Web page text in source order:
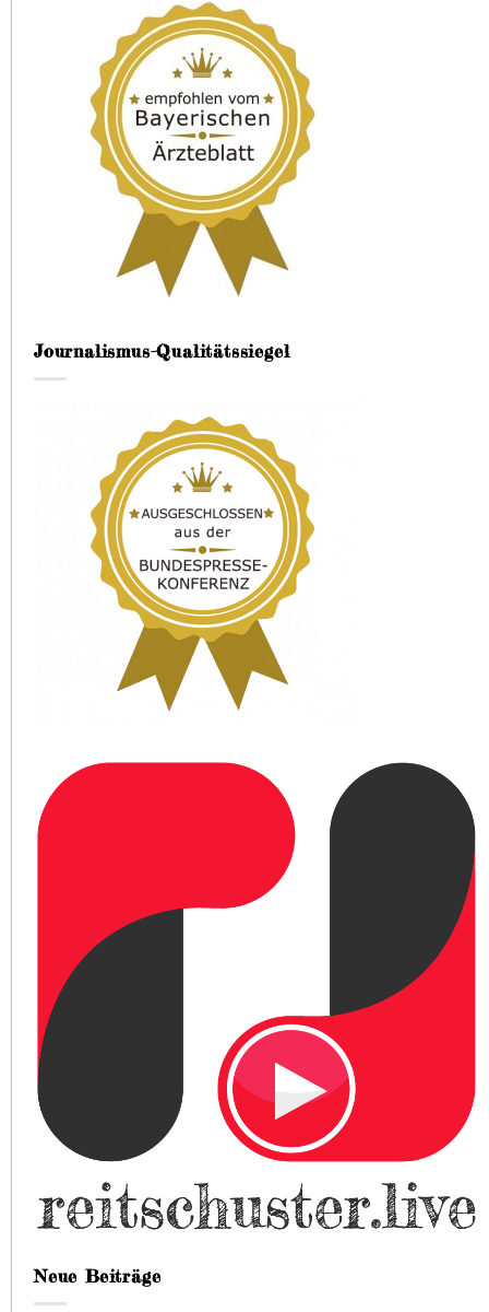
Journalismus-Qualitätssiegel
Neue Beiträge